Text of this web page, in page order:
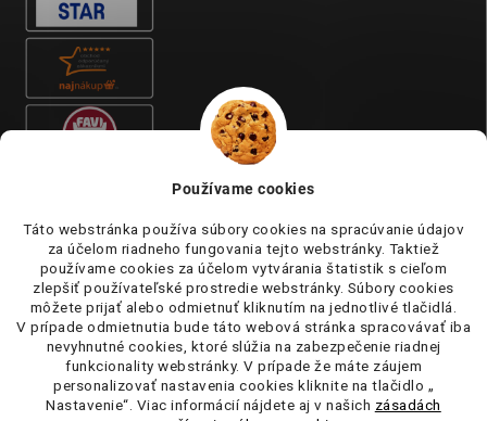
Používame cookies
Táto webstránka používa súbory cookies na spracúvanie údajov
za účelom riadneho fungovania tejto webstránky. Taktiež
používame cookies za účelom vytvárania štatistik s cieľom
zlepšiť používateľské prostredie webstránky. Súbory cookies
môžete prijať alebo odmietnuť kliknutím na jednotlivé tlačidlá.
V prípade odmietnutia bude táto webová stránka spracovávať iba
nevyhnutné cookies, ktoré slúžia na zabezpečenie riadnej
funkcionality webstránky. V prípade že máte záujem
personalizovať nastavenia cookies kliknite na tlačidlo „
Nastavenie“. Viac informácií nájdete aj v našich zásadách